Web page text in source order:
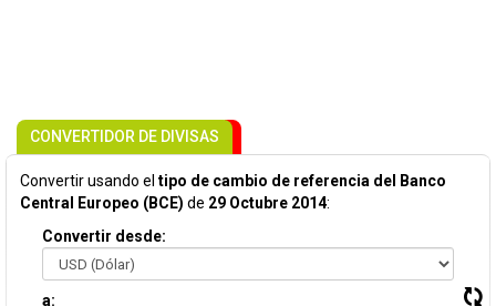
CONVERTIDOR DE DIVISAS
Convertir usando el tipo de cambio de referencia del Banco
Central Europeo (BCE) de 29 Octubre 2014:
Convertir desde:
a: